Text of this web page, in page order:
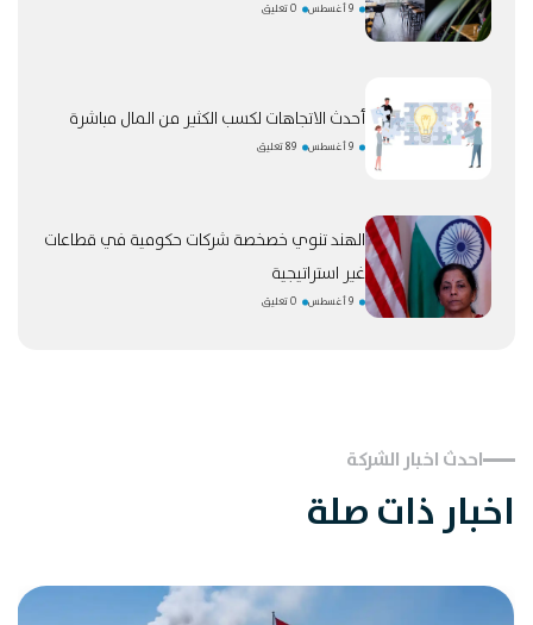
9 أغسطس 0 تعليق
أحدث الاتجاهات لكسب الكثير من المال مباشرة
9 أغسطس 89 تعليق
الهند تنوي خصخصة شركات حكومية في قطاعات
غير استراتيجية
9 أغسطس 0 تعليق
احدث اخبار الشركة
اخبار ذات صلة